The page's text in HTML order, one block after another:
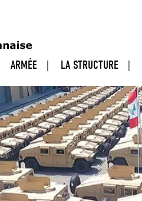
ARMÉE LA STRUCTURE